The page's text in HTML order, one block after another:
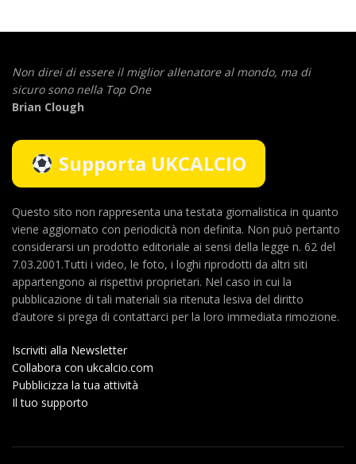
Non direi di essere il miglior allenatore al mondo, ma di
sicuro sono nella Top One
Brian Clough
Supporta UKCALCIO
Questo sito non rappresenta una testata giornalistica in quanto
viene aggiornato con periodicità non definita. Non può pertanto
considerarsi un prodotto editoriale ai sensi della legge n. 62 del
7.03.2001.Tutti i video, le foto, i loghi riprodotti da altri siti
appartengono ai rispettivi proprietari. Nel caso in cui la
pubblicazione di tali materiali sia ritenuta lesiva del diritto
d’autore si prega di contattarci per la loro immediata rimozione.
Iscriviti alla Newsletter
Collabora con ukcalcio.com
Pubblicizza la tua attività
Il tuo supporto